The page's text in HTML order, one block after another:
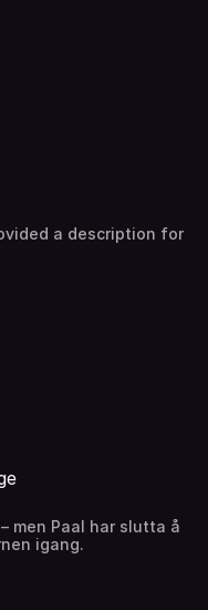
a description for
men Paal har slutta å
igang.